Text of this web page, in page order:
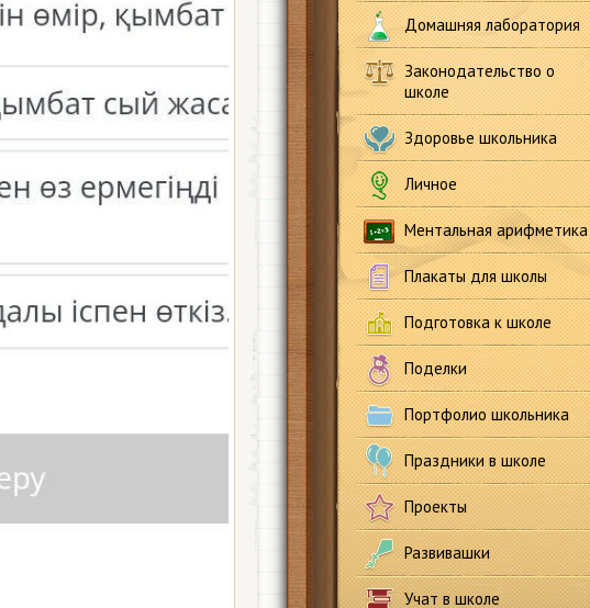
Домашняя лаборатория
Законодательство о
школе
Здоровье школьника
Личное
Ментальная арифметика
Плакаты для школы
Подготовка к школе
Поделки
Портфолио школьника
Праздники в школе
Проекты
Развивашки
Учат в школе